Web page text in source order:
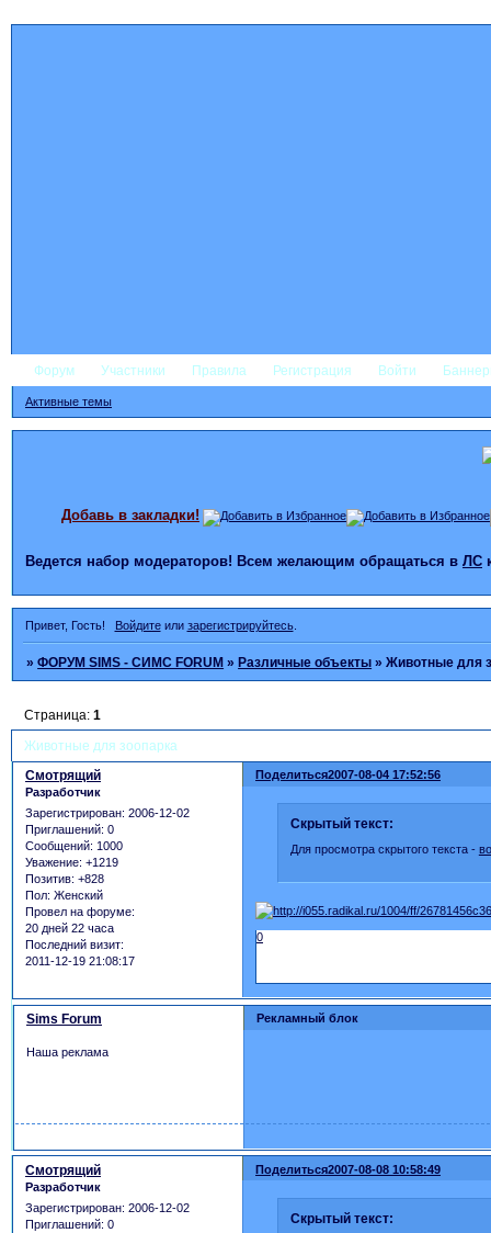
Форум Участники Правила Регистрация Войти
Активные темы
Добавь в закладки!
Ведется набор модераторов! Всем желающим обращаться в ЛС
Привет, Гость! Войдитеили зарегистрируйтесь.
»ФОРУМ SIMS - СИМС FORUM »Различные объекты »Животные для
Животные для зоопарка
Страница:1
Поделиться2007-08-04 17:52:56
Смотрящий
Разработчик
Зарегистрирован: 2006-12-02
Приглашений: 0
Сообщений: 1000
Уважение: +1219
Позитив: +828
Пол: Женский
Провел на форуме:
20 дней 22 часа
Последний визит:
2011-12-19 21:08:17
Скрытый текст:
Для просмотра скрытого текста -
0
Рекламный блок
Sims Forum
Наша реклама
Поделиться2007-08-08 10:58:49
Смотрящий
Разработчик
Зарегистрирован: 2006-12-02
Приглашений: 0
Скрытый текст: